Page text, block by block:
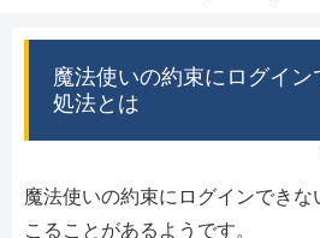
魔法使いの約束にログイ
処法とは
魔法使いの約束にログインでき
こることがあるようです。